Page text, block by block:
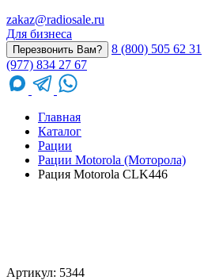
zakaz@radiosale.ru
Для бизнеса
Перезвонить Вам? 8 (800) 505 62 31
(977) 834 27 67
Главная
Каталог
Рации
Рации Motorola (Моторола)
Рация Motorola CLK446
Артикул: 5344